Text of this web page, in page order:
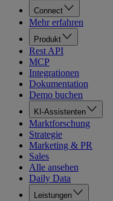
Connect
Mehr erfahren
Produkt
Rest API
MCP
Integrationen
Dokumentation
Demo buchen
KI-Assistenten
Marktforschung
Strategie
Marketing & PR
Sales
Alle ansehen
Daily Data
Leistungen